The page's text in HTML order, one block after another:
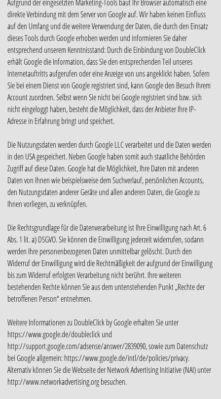
Aufgrund der eingesetzten Marketing-Tools baut Ihr Browser automatisch eine
direkte Verbindung mit dem Server von Google auf. Wir haben keinen Einfluss
auf den Umfang und die weitere Verwendung der Daten, die durch den Einsatz
dieses Tools durch Google erhoben werden und informieren Sie daher
entsprechend unserem Kenntnisstand: Durch die Einbindung von DoubleClick
erhält Google die Information, dass Sie den entsprechenden Teil unseres
Internetauftritts aufgerufen oder eine Anzeige von uns angeklickt haben. Sofern
Sie bei einem Dienst von Google registriert sind, kann Google den Besuch Ihrem
Account zuordnen. Selbst wenn Sie nicht bei Google registriert sind bzw. sich
nicht eingeloggt haben, besteht die Möglichkeit, dass der Anbieter Ihre IP-
Adresse in Erfahrung bringt und speichert.
Die Nutzungsdaten werden durch Google LLC verarbeitet und die Daten werden
in den USA gespeichert. Neben Google haben somit auch staatliche Behörden
Zugriff auf diese Daten. Google hat die Möglichkeit, Ihre Daten mit anderen
Daten von Ihnen wie beispielsweise dem Suchverlauf, persönlichen Accounts,
den Nutzungsdaten anderer Geräte und allen anderen Daten, die Google zu
Ihnen vorliegen, zu verknüpfen.
Die Rechtsgrundlage für die Datenverarbeitung ist Ihre Einwilligung nach Art. 6
Abs. 1 lit. a) DSGVO. Sie können die Einwilligung jederzeit widerrufen, sodann
werden Ihre personenbezogenen Daten unmittelbar gelöscht. Durch den
Widerruf der Einwilligung wird die Rechtmäßigkeit der aufgrund der Einwilligung
bis zum Widerruf erfolgten Verarbeitung nicht berührt. Ihre weiteren
bestehenden Rechte können Sie aus dem untenstehenden Punkt „Rechte der
betroffenen Person“ entnehmen.
Weitere Informationen zu DoubleClick by Google erhalten Sie unter
https://www.google.de/doubleclick und
http://support.google.com/adsense/answer/2839090, sowie zum Datenschutz
bei Google allgemein: https://www.google.de/intl/de/policies/privacy.
Alternativ können Sie die Webseite der Network Advertising Initiative (NAI) unter
http://www.networkadvertising.org besuchen.